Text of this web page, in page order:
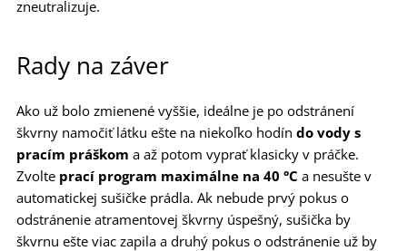
zneutralizuje.
Rady na záver
Ako už bolo zmienené vyššie, ideálne je po odstránení
škvrny namočiť látku ešte na niekoľko hodín do vody s
pracím práškom a až potom vyprať klasicky v práčke.
Zvolte prací program maximálne na 40 °C a nesušte v
automatickej sušičke prádla. Ak nebude prvý pokus o
odstránenie atramentovej škvrny úspešný, sušička by
škvrnu ešte viac zapila a druhý pokus o odstránenie už by